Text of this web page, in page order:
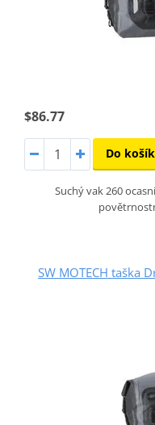
$86.77
Do
Suchý vak 260
SW MOTECH taška